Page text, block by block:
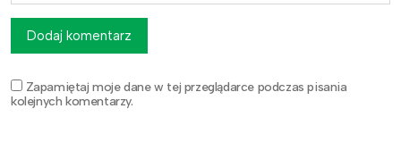
Zapamiętaj moje dane w tej przeglądarce podczas pisania
kolejnych komentarzy.
Dodaj komentarz